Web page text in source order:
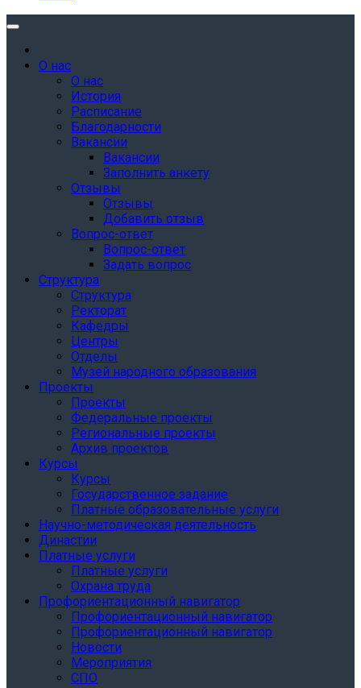
О нас
О нас
История
Расписание
Благодарности
Вакансии
Вакансии
Заполнить анкету
Отзывы
Отзывы
Добавить отзыв
Вопрос-ответ
Вопрос-ответ
Задать вопрос
Структура
Структура
Ректорат
Кафедры
Центры
Отделы
Музей народного образования
Проекты
Проекты
Федеральные проекты
Региональные проекты
Архив проектов
Курсы
Курсы
Государственное задание
Платные образовательные услуги
Научно-методическая деятельность
Династии
Платные услуги
Платные услуги
Охрана труда
Профориентационный навигатор
Профориентационный навигатор
Профориентационный навигатор
Новости
Мероприятия
СПО